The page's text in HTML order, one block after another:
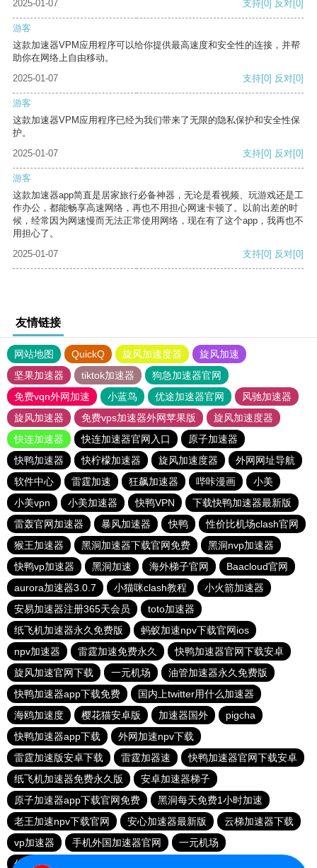
2025-01-07
支持[0] 反对[0]
游客
这款加速器VPM应用程序可以给你提供最高速度和安全性的连接，并帮
助你在网络上自由移动。
2025-01-07
支持[0] 反对[0]
游客
这款加速器VPM应用程序已经为我们带来了无限的隐私保护和安全性保
护。
2025-01-07
支持[0] 反对[0]
游客
这款加速器app简直是居家旅行必备神器，无论是看视频、玩游戏还是工
作办公，都能畅享高速网络，再也不用担心网速卡顿了。以前出差的时
候，经常因为网速慢而无法正常使用网络，现在有了这个app，我再也不
用担心了。
2025-01-07
支持[0] 反对[0]
友情链接
网站地图 QuickQ 旋风加速度器
旋风加速
坚果加速器
tiktok加速器
狗急加速器官网
免费vqn外网加速
小蓝鸟 优途加速器官网
风驰加速器
旋风加速器
免费vps加速器外网苹果版
旋风加速度器
快连加速器
快连加速器官网入口
原子加速器
快鸭加速器
快柠檬加速器 旋风加速度器
外网网址导航
软件中心
雷霆加速 狂飙加速器 哔咔漫画
小美
小美vpn
小美加速器 快鸭VPN
下载快鸭加速器最新版
雷轰官网加速器
暴风加速器 快鸭
性价比机场clash官网
猴王加速器
黑洞加速器下载官网免费
黑洞nvp加速器
快鸭vp加速器
黑洞加速 海外梯子官网
Baacloud官网
aurora加速器3.0.7
小猫咪clash教程
小火箭加速器
安易加速器注册365天会员
toto加速器
纸飞机加速器永久免费版
蚂蚁加速npv下载官网ios
npv加速器
雷霆加速免费永久
快鸭加速器官网下载安卓
旋风加速官网下载
一元机场
油管加速器永久免费版
快鸭加速器app下载免费
国内上twitter用什么加速器
海鸥加速度
樱花猫安卓版 加速器国外
pigcha
快鸭加速器app下载
外网加速npv下载
雷霆加速版安卓下载
雷霆加器速
快鸭加速器官网下载安卓
纸飞机加速器免费永久版
安卓加速器梯子
原子加速器app下载官网免费
黑洞每天免费1小时加速
老王加速npv下载官网
安心加速器最新版
云梯加速器下载
vp加速器
手机外国加速器官网
一元机场
优途加速器官网